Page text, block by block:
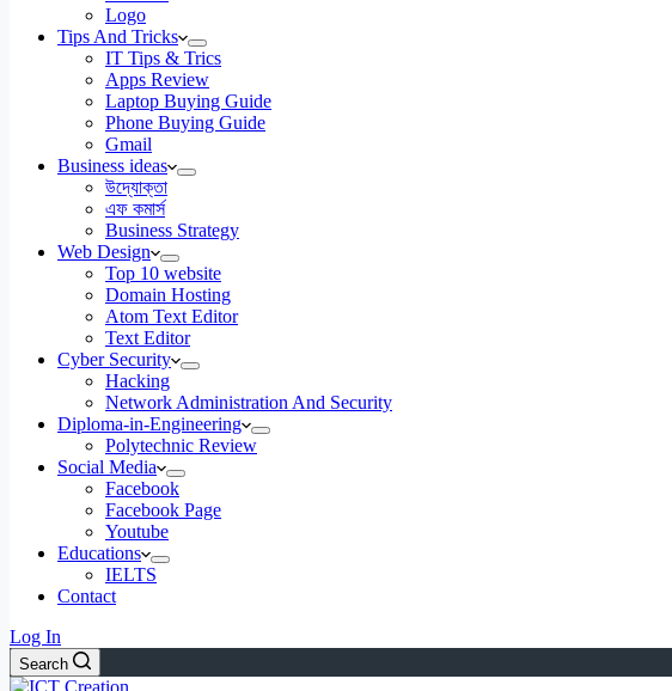
Logo
Tips And Tricks
IT Tips & Trics
Apps Review
Laptop Buying Guide
Phone Buying Guide
Gmail
Business ideas
উদ্যোক্তা
এফ কমার্স
Business Strategy
Web Design
Top 10 website
Domain Hosting
Atom Text Editor
Text Editor
Cyber Security
Hacking
Network Administration And Security
Diploma-in-Engineering
Polytechnic Review
Social Media
Facebook
Facebook Page
Youtube
Educations
IELTS
Contact
Log In
Search